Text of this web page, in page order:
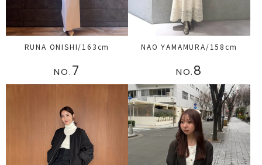
RUNA ONISHI/163cm NAO YAMAMURA/158cm
NO.7 NO.8